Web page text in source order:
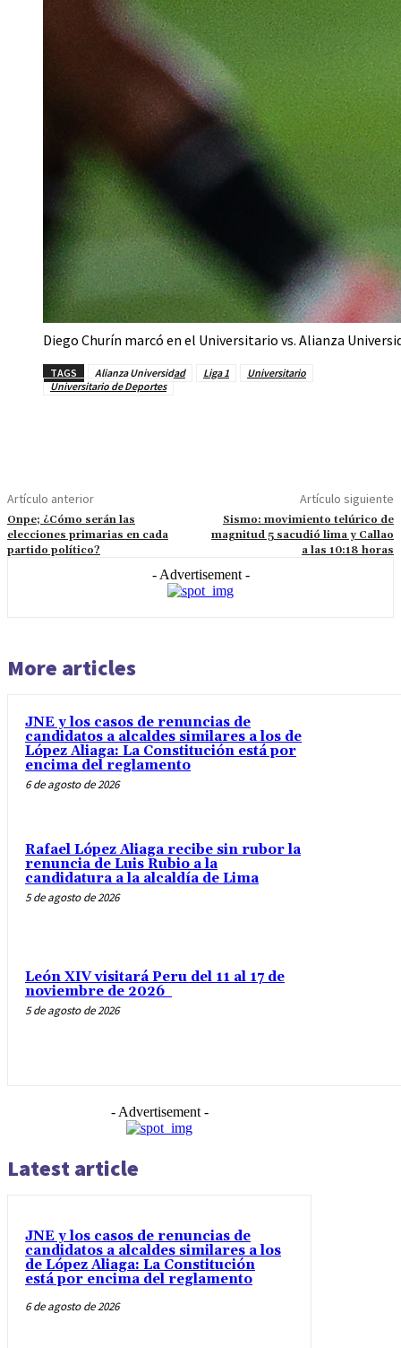
Diego Churín marcó en el Universitario vs. Alianza
TAGS Alianza Universidad Liga 1
Universitario
Universitario de Deportes
Artículo anterior
Onpe; ¿Cómo serán las
elecciones primarias en cada
partido político?
Artículo siguiente
Sismo: movimiento telúrico de
magnitud 5 sacudió lima y Callao
a las 10:18 horas
- Advertisement -
More articles
JNE y los casos de renuncias de
candidatos a alcaldes similares a los de
López Aliaga: La Constitución está por
encima del reglamento
6 de agosto de 2026
Rafael López Aliaga recibe sin rubor la
renuncia de Luis Rubio a la
candidatura a la alcaldía de Lima
5 de agosto de 2026
León XIV visitará Peru del 11 al 17 de
noviembre de 2026
5 de agosto de 2026
- Advertisement -
Latest article
JNE y los casos de renuncias de
candidatos a alcaldes similares a los
de López Aliaga: La Constitución
está por encima del reglamento
6 de agosto de 2026